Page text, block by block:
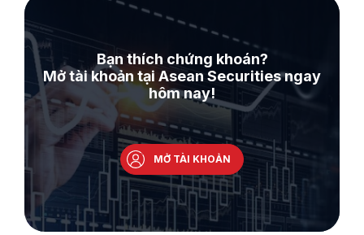
Bạn thích chứng khoán?
Mở tài khoản tại Asean Securities ngay
hôm nay!
MỞ TÀI KHOẢN